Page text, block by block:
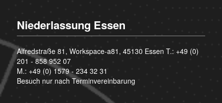
Niederlassung Essen
Alfredstraße 81, Workspace-a81, 45130 Essen T.: +49 (0)
201 - 858 952 07
M.: +49 (0) 1579 - 234 32 31
Besuch nur nach Terminvereinbarung